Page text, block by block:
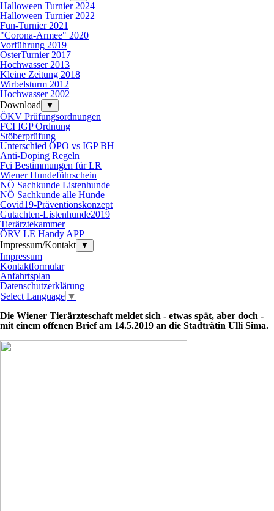
Halloween Turnier 2024
Halloween Turnier 2022
Fun-Turnier 2021
"Corona-Armee" 2020
Vorführung 2019
OsterTurnier 2017
Hochwasser 2013
Kleine Zeitung 2018
Wirbelsturm 2012
Hochwasser 2002
Download
▼
ÖKV Prüfungsordnungen
FCI IGP Ordnung
Stöberprüfung
Unterschied ÖPO vs IGP BH
Anti-Doping Regeln
Fci Bestimmungen für LR
Wiener Hundeführschein
NÖ Sachkunde Listenhunde
NÖ Sachkunde alle Hunde
Covid19-Präventionskonzept
Gutachten-Listenhunde2019
Tierärztekammer
ÖRV LE Handy APP
Impressum/Kontakt
▼
Impressum
Kontaktformular
Anfahrtsplan
Datenschutzerklärung
Select Language ▼
Die Wiener Tierärzteschaft meldet sich - etwas spät, aber doch -
mit einem offenen Brief am 14.5.2019 an die Stadträtin Ulli Sima.